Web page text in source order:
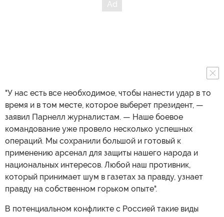
"У нас есть все необходимое, чтобы нанести удар в то
время и в том месте, которое выберет президент, —
заявил Парнелл журналистам. — Наше боевое
командование уже провело несколько успешных
операций. Мы сохранили большой и готовый к
применению арсенал для защиты нашего народа и
национальных интересов. Любой наш противник,
который принимает шум в газетах за правду, узнает
правду на собственном горьком опыте".
В потенциальном конфликте с Россией такие виды